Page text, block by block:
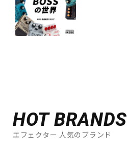
HOT BRANDS
エフェクター 人気のブランド